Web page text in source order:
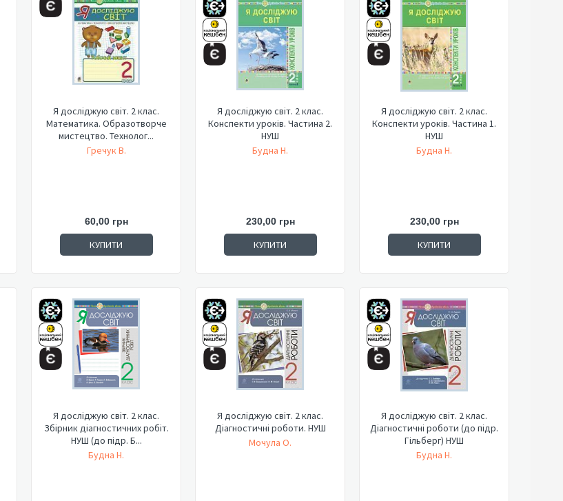
Я досліджую світ. 2 клас.
Математика. Образотворче
мистецтво. Технолог...
Гречук В.
60,00 грн
КУПИТИ
Я досліджую світ. 2 клас.
Конспекти уроків. Частина 2.
НУШ
Будна Н.
230,00 грн
КУПИТИ
Я досліджую світ. 2 клас.
Конспекти уроків. Частина 1.
НУШ
Будна Н.
230,00 грн
КУПИТИ
Я досліджую світ. 2 клас.
Збірник діагностичних робіт.
НУШ (до підр. Б...
Будна Н.
Я досліджую світ. 2 клас.
Діагностичні роботи. НУШ
Мочула О.
Я досліджую світ. 2 клас.
Діагностичні роботи (до підр.
Гільберг) НУШ
Будна Н.